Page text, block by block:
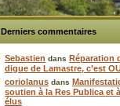
Derniers commentaires
Sebastien dans Réparation
digue de Lamastre, c’est
coriolanus dans
soutien à la Res Publica et
élus